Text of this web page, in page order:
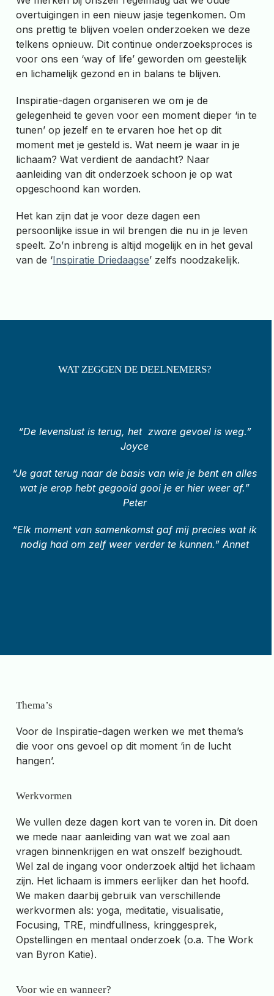
overtuigingen in een nieuw jasje tegenkomen. Om
ons prettig te blijven voelen onderzoeken we deze
telkens opnieuw. Dit continue onderzoeksproces is
voor ons een ‘way of life’ geworden om geestelijk
en lichamelijk gezond en in balans te blijven.
Inspiratie-dagen organiseren we om je de
gelegenheid te geven voor een moment dieper ‘in te
tunen’ op jezelf en te ervaren hoe het op dit
moment met je gesteld is. Wat neem je waar in je
lichaam? Wat verdient de aandacht? Naar
aanleiding van dit onderzoek schoon je op wat
opgeschoond kan worden.
Het kan zijn dat je voor deze dagen een
persoonlijke issue in wil brengen die nu in je leven
speelt. Zo’n inbreng is altijd mogelijk en in het geval
van de ‘Inspiratie Driedaagse’ zelfs noodzakelijk.
WAT ZEGGEN DE DEELNEMERS?
“De levenslust is terug, het zware gevoel is weg.”
Joyce
“Je gaat terug naar de basis van wie je bent en alles
wat je erop hebt gegooid gooi je er hier weer af.”
Peter
“Elk moment van samenkomst gaf mij precies wat ik
nodig had om zelf weer verder te kunnen.” Annet
Thema’s
Voor de Inspiratie-dagen werken we met thema’s
die voor ons gevoel op dit moment ‘in de lucht
hangen’.
Werkvormen
We vullen deze dagen kort van te voren in. Dit doen
we mede naar aanleiding van wat we zoal aan
vragen binnenkrijgen en wat onszelf bezighoudt.
Wel zal de ingang voor onderzoek altijd het lichaam
zijn. Het lichaam is immers eerlijker dan het hoofd.
We maken daarbij gebruik van verschillende
werkvormen als: yoga, meditatie, visualisatie,
Focusing, TRE, mindfullness, kringgesprek,
Opstellingen en mentaal onderzoek (o.a. The Work
van Byron Katie).
Voor wie en wanneer?